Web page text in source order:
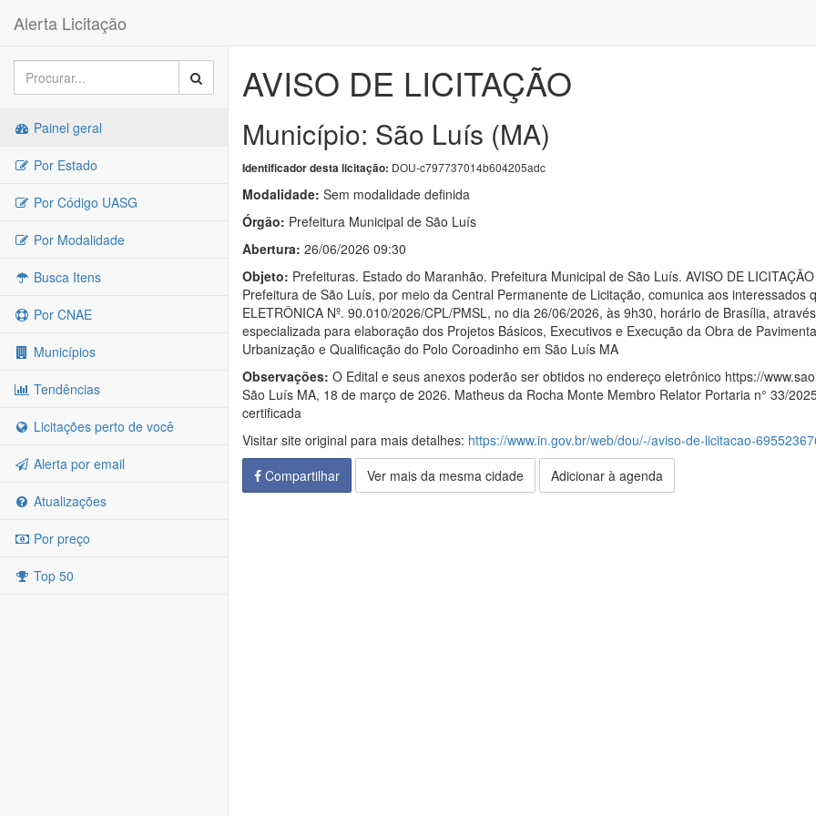
Alerta Licitação
Painel geral
Por Estado
Por Código UASG
Por Modalidade
Busca Itens
Por CNAE
Municípios
Tendências
Licitações perto de você
Alerta por email
Atualizações
Por preço
Top 50
AVISO DE LICITAÇÃO
Município: São Luís (MA)
Identificador desta licitação: DOU-c797737014b604205adc
Modalidade: Sem modalidade definida
Órgão: Prefeitura Municipal de São Luís
Abertura: 26/06/2026 09:30
Objeto: Prefeituras. Estado do Maranhão. Prefeitura Municipal de São Luís. AVISO DE
Prefeitura de São Luís, por meio da Central Permanente de Licitação, comunica aos interessados
ELETRÔNICA Nº. 90.010/2026/CPL/PMSL, no dia 26/06/2026, às 9h30, horário de Brasília,
especializada para elaboração dos Projetos Básicos, Executivos e Execução da Obra de
Urbanização e Qualificação do Polo Coroadinho em São Luís MA
Observações: O Edital e seus anexos poderão ser obtidos no endereço eletrônico https://
São Luís MA, 18 de março de 2026. Matheus da Rocha Monte Membro Relator Portaria n° 33/
certificada
Visitar site original para mais detalhes: https://www.in.gov.br/web/dou/-/aviso-de-licitacao-
Compartilhar
Ver mais da mesma cidade Adicionar à agenda